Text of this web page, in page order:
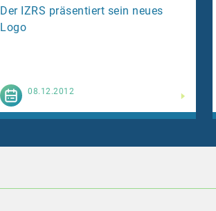
Der IZRS präsentiert sein neues
Logo
08.12.2012